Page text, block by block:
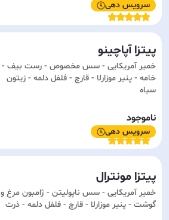
سرویس دهی
پیتزا آپاچینو
خمیر آمریکایی - سس مخصوص - رست بیف -
خامه - پنیر موزارلا - قارچ - فلفل دلمه - زیتون
سیاه
ناموجود
سرویس دهی
پیتزا مونترال
خمیر آمریکایی - سس ناپولیتن - ژامبون مرغ و
گوشت - پنیر موزارلا - قارچ - فلفل دلمه - ذرت